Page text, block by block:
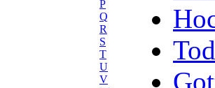
P
Q
R
S
T
U
V